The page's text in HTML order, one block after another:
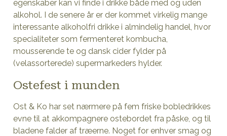
egenskaber kan vi finde i drikke både med og uden
alkohol. I de senere år er der kommet virkelig mange
interessante alkoholfri drikke i almindelig handel, hvor
specialiteter som fermenteret kombucha,
mousserende te og dansk cider fylder på
(velassorterede) supermarkeders hylder.
Ostefest i munden
Ost & Ko har set nærmere på fem friske bobledrikkes
evne til at akkompagnere ostebordet fra påske, og til
bladene falder af træerne. Noget for enhver smag og